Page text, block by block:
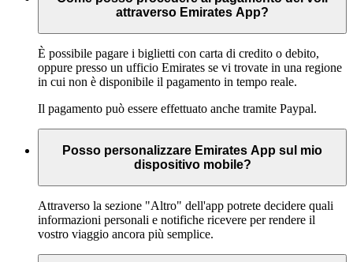
attraverso Emirates App?
È possibile pagare i biglietti con carta di credito o debito,
oppure presso un ufficio Emirates se vi trovate in una regione
in cui non è disponibile il pagamento in tempo reale.
Il pagamento può essere effettuato anche tramite Paypal.
Posso personalizzare Emirates App sul mio
dispositivo mobile?
Attraverso la sezione "Altro" dell'app potrete decidere quali
informazioni personali e notifiche ricevere per rendere il
vostro viaggio ancora più semplice.